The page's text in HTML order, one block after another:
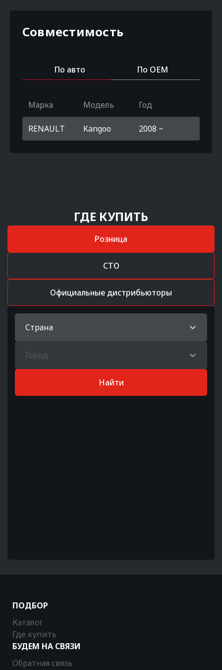
Совместимость
По авто По OEM
Марка Модель Год
RENAULT Kangoo 2008 ~
ГДЕ КУПИТЬ
Розница
СТО
Официальные дистрибьюторы
Страна
Город
Найти
ПОДБОР
Каталог
Где купить
БУДЕМ НА СВЯЗИ
Обратная связь